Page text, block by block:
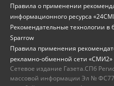
Правила о применении
информационного ресурса
Рекомендательные технологии
Sparrow
Правила применения
рекламно-обменной сети «СМИ2»
Сетевое издание Газета.СПб
массовой информации Эл №